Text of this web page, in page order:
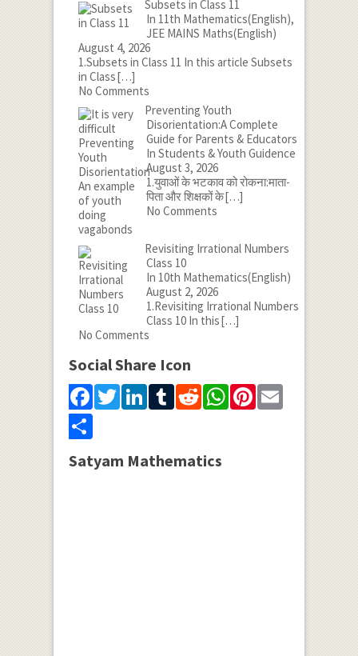
Subsets in Class 11
In 11th Mathematics(English),
JEE MAINS Maths(English)
August 4, 2026
1.Subsets in Class 11 In this article Subsets
in Class[…]
No Comments
Preventing Youth
Disorientation:A Complete
Guide for Parents & Educators
In Students & Youth Guidence
August 3, 2026
1.युवाओं के भटकाव को रोकना:माता-
पिता और शिक्षकों के[…]
No Comments
Revisiting Irrational Numbers
Class 10
In 10th Mathematics(English)
August 2, 2026
1.Revisiting Irrational Numbers
Class 10 In this[…]
No Comments
Social Share Icon
Facebook
Twitter
LinkedIn
Tumblr
Reddit
WhatsApp
Pinterest
Email
Share
Satyam Mathematics